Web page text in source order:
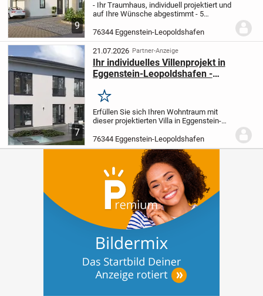
9
- Ihr Traumhaus, individuell projektiert und
auf Ihre Wünsche abgestimmt - 5
Freiraum pur für Familien und Gäste
gemütliche Schlafzimmer, zwei
moderne...
76344 Eggenstein-Leopoldshafen
7
21.07.2026 Partner-Anzeige
Ihr individuelles Villenprojekt in
Eggenstein-Leopoldshafen -
Vorstellungen
Merken
Erfüllen Sie sich Ihren Wohntraum mit
dieser projektierten Villa in Eggenstein-
Wünsche zugeschnitten wird. Mit einer
großzügigen Wohnfläche von 166,69 m²,
76344 Eggenstein-Leopoldshafen